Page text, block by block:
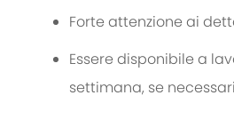
Forte attenzione ai
Essere disponibile a
settimana, se